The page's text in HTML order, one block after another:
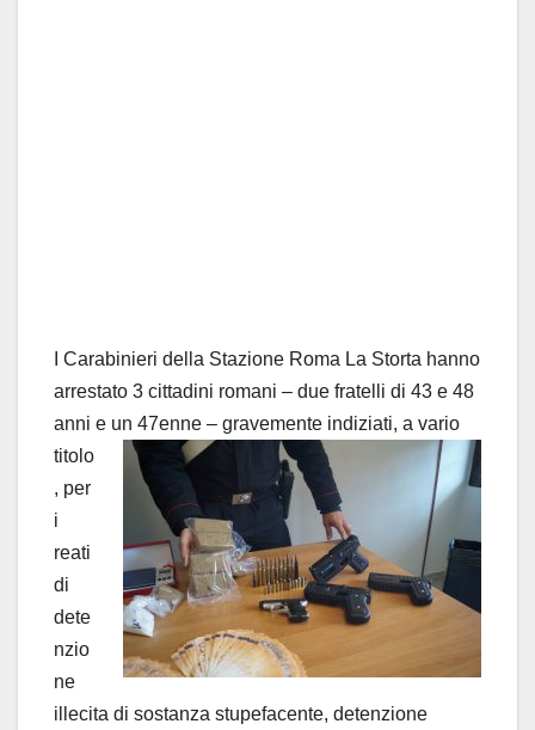
I Carabinieri della Stazione Roma La Storta hanno
arrestato 3 cittadini romani – due fratelli di 43 e 48
anni e un 47enne – gravemente indiziati, a vario
titolo
, per
i
reati
di
dete
nzio
ne
illecita di sostanza stupefacente, detenzione